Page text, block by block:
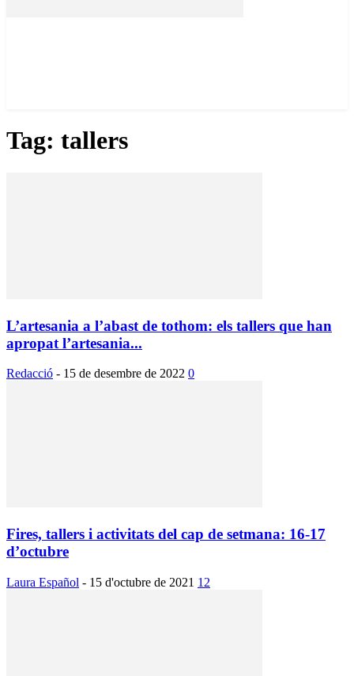
Tag: tallers
L’artesania a l’abast de tothom: els tallers que han
apropat l’artesania...
Redacció - 15 de desembre de 2022 0
Fires, tallers i activitats del cap de setmana: 16-17
d’octubre
Laura Español - 15 d'octubre de 2021 12